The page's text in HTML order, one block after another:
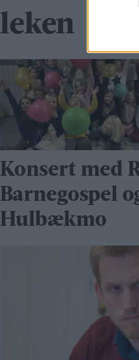
leken
Konsert med
Barnegospel
Hulbækmo